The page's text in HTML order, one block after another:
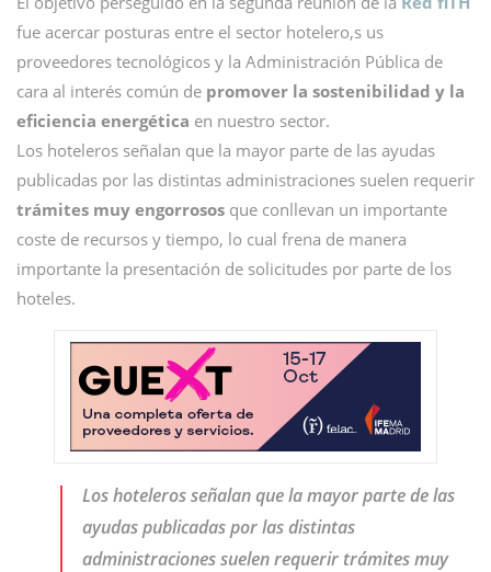
fue acercar posturas entre el sector hotelero,s us
proveedores tecnológicos y la Administración Pública de
cara al interés común de promover la sostenibilidad y la
eficiencia energética en nuestro sector.
Los hoteleros señalan que la mayor parte de las ayudas
publicadas por las distintas administraciones suelen requerir
trámites muy engorrosos que conllevan un importante
coste de recursos y tiempo, lo cual frena de manera
importante la presentación de solicitudes por parte de los
hoteles.
Los hoteleros señalan que la mayor parte de las
ayudas publicadas por las distintas
administraciones suelen requerir trámites muy